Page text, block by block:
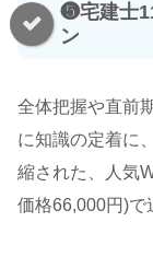
❺宅建士
ン
全体把握や直前
に知識の定着に
縮された、人気
価格66,000円)で